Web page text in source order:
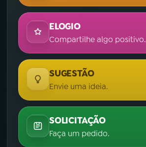
ELOGIO
Compartilhe algo positivo.
SUGESTÃO
Envie uma ideia.
SOLICITAÇÃO
Faça um pedido.